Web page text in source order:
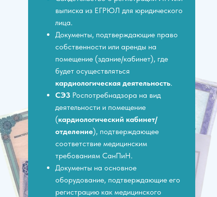
выписка из ЕГРЮЛ для юридического
лица.
Документы, подтверждающие право
собственности или аренды на
помещение (здание/кабинет), где
будет осуществляться
кардиологическая деятельность.
СЭЗ Роспотребнадзора на вид
деятельности и помещение
(кардиологический кабинет/
отделение), подтверждающее
соответствие медицинским
требованиям СанПиН.
Документы на основное
оборудование, подтверждающие его
регистрацию как медицинского